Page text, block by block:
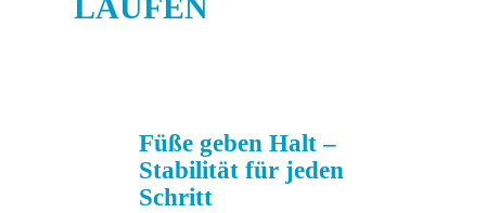
LAUFEN
Füße geben Halt –
Stabilität für jeden
Schritt